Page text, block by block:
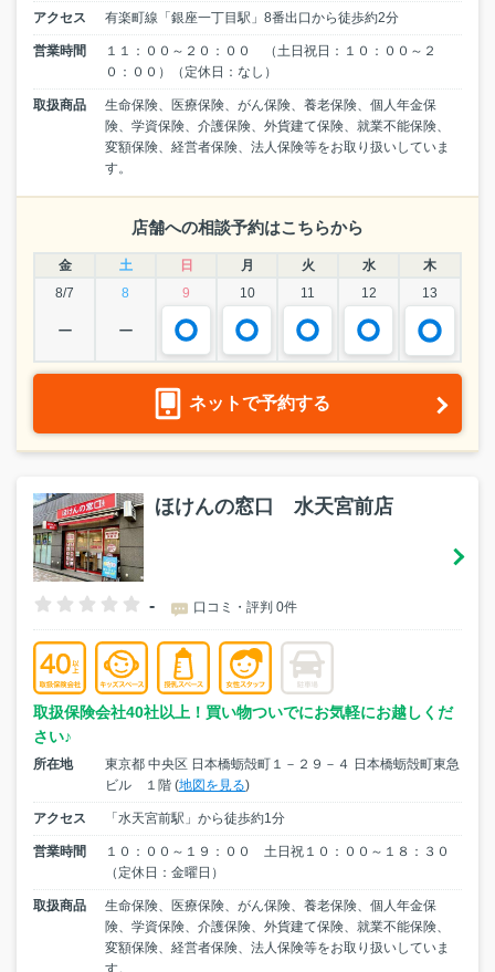
アクセス 有楽町線「銀座一丁目駅」8番出口から徒歩約2分
営業時間
１１：００～２０：００ （土日祝日：１０：００～２
０：００）（定休日：なし）
取扱商品
生命保険、医療保険、がん保険、養老保険、個人年金保
険、学資保険、介護保険、外貨建て保険、就業不能保険、
変額保険、経営者保険、法人保険等をお取り扱いしていま
す。
店舗への相談予約はこちらから
金 土 日 月 火 水
木
8/7
8 9 10 11 12 13
ー ー
ネットで予約する
ほけんの窓口 水天宮前店
- 口コミ・評判 0件
取扱保険会社40社以上！買い物ついでにお気軽にお越しくだ
さい♪
所在地
東京都 中央区 日本橋蛎殻町１－２９－４ 日本橋蛎殻町東急
ビル １階 (地図を見る)
アクセス 「水天宮前駅」から徒歩約1分
営業時間
１０：００～１９：００ 土日祝１０：００～１８：３０
（定休日：金曜日）
取扱商品
生命保険、医療保険、がん保険、養老保険、個人年金保
険、学資保険、介護保険、外貨建て保険、就業不能保険、
変額保険、経営者保険、法人保険等をお取り扱いしていま
す。